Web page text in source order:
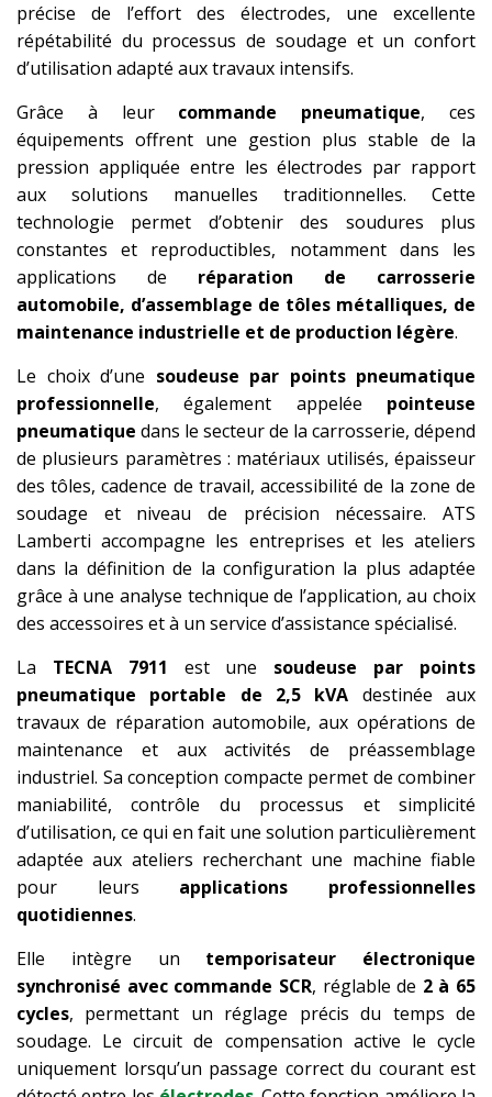
précise de l’effort des électrodes, une excellente
répétabilité du processus de soudage et un confort
d’utilisation adapté aux travaux intensifs.
Grâce à leur commande pneumatique, ces
équipements offrent une gestion plus stable de la
pression appliquée entre les électrodes par rapport
aux solutions manuelles traditionnelles. Cette
technologie permet d’obtenir des soudures plus
constantes et reproductibles, notamment dans les
applications de réparation de carrosserie
automobile, d’assemblage de tôles métalliques, de
maintenance industrielle et de production légère.
Le choix d’une soudeuse par points pneumatique
professionnelle, également appelée pointeuse
pneumatique dans le secteur de la carrosserie, dépend
de plusieurs paramètres : matériaux utilisés, épaisseur
des tôles, cadence de travail, accessibilité de la zone de
soudage et niveau de précision nécessaire. ATS
Lamberti accompagne les entreprises et les ateliers
dans la définition de la configuration la plus adaptée
grâce à une analyse technique de l’application, au choix
des accessoires et à un service d’assistance spécialisé.
La TECNA 7911 est une soudeuse par points
pneumatique portable de 2,5 kVA destinée aux
travaux de réparation automobile, aux opérations de
maintenance et aux activités de préassemblage
industriel. Sa conception compacte permet de combiner
maniabilité, contrôle du processus et simplicité
d’utilisation, ce qui en fait une solution particulièrement
adaptée aux ateliers recherchant une machine fiable
pour leurs applications professionnelles
quotidiennes.
Elle intègre un temporisateur électronique
synchronisé avec commande SCR, réglable de 2 à 65
cycles, permettant un réglage précis du temps de
soudage. Le circuit de compensation active le cycle
uniquement lorsqu’un passage correct du courant est